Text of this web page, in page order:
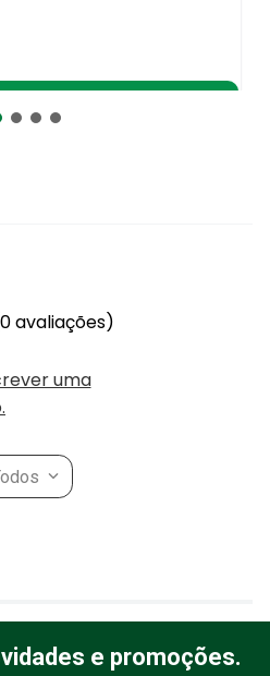
avaliações)
uma
e promoções.